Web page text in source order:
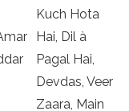
Kuch Hota
Hai, Dil à
Pagal Hai,
Devdas, Veer
Zaara, Main